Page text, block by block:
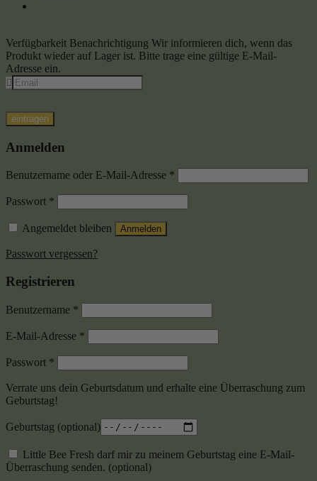
Verfügbarkeit Benachrichtigung Wir informieren dich, wenn das
Produkt wieder auf Lager ist. Bitte trage eine gültige E-Mail-
Adresse ein.
eintragen
Anmelden
Benutzername oder E-Mail-Adresse *
Passwort *
Angemeldet bleiben Anmelden
Passwort vergessen?
Registrieren
Benutzername *
E-Mail-Adresse *
Passwort *
Verrate uns dein Geburtsdatum und erhalte eine Überraschung zum
Geburtstag!
Geburtstag (optional)
Little Bee Fresh darf mir zu meinem Geburtstag eine E-Mail-
Überraschung senden. (optional)